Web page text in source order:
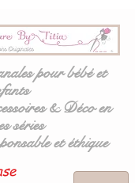
pour bébé et
& Déco en
séries
et éthique